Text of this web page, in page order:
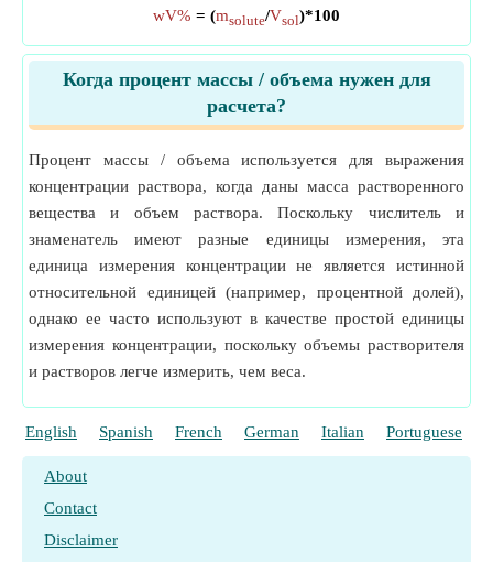
wV% = (msolute/Vsol)*100
Когда процент массы / объема нужен для
расчета?
Процент массы / объема используется для выражения
концентрации раствора, когда даны масса растворенного
вещества и объем раствора. Поскольку числитель и
знаменатель имеют разные единицы измерения, эта
единица измерения концентрации не является истинной
относительной единицей (например, процентной долей),
однако ее часто используют в качестве простой единицы
измерения концентрации, поскольку объемы растворителя
и растворов легче измерить, чем веса.
English Spanish French German Italian Portuguese
About
Contact
Disclaimer